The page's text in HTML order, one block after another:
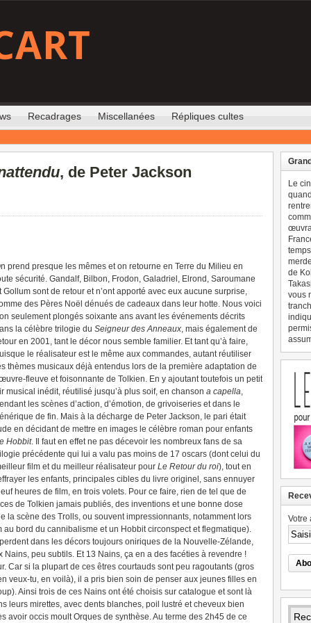
Recadrages Miscellanées Répliques cultes
, de Peter Jackson
prend presque les mêmes et on retourne en Terre du Milieu en
sécurité. Gandalf, Bilbon, Frodon, Galadriel, Elrond, Saroumane
Gollum sont de retour et n’ont apporté avec eux aucune surprise,
des Pères Noël dénués de cadeaux dans leur hotte. Nous voici
seulement plongés soixante ans avant les événements décrits
la célèbre trilogie du Seigneur des Anneaux, mais également de
en 2001, tant le décor nous semble familier. Et tant qu’à faire,
le réalisateur est le même aux commandes, autant réutiliser
thèmes musicaux déjà entendus lors de la première adaptation de
fleuve et foisonnante de Tolkien. En y ajoutant toutefois un petit
musical inédit, réutilisé jusqu’à plus soif, en chanson a capella,
les scènes d’action, d’émotion, de grivoiseries et dans le
de fin. Mais à la décharge de Peter Jackson, le pari était
en décidant de mettre en images le célèbre roman pour enfants
Hobbit. Il faut en effet ne pas décevoir les nombreux fans de sa
précédente qui lui a valu pas moins de 17 oscars (dont celui du
film et du meilleur réalisateur pour Le Retour du roi), tout en
les enfants, principales cibles du livre originel, sans ennuyer
heures de film, en trois volets. Pour ce faire, rien de tel que de
de Tolkien jamais publiés, des inventions et une bonne dose
la scène des Trolls, ou souvent impressionnants, notamment lors
bord du cannibalisme et un Hobbit circonspect et flegmatique).
dans les décors toujours oniriques de la Nouvelle-Zélande,
Nains, peu subtils. Et 13 Nains, ça en a des facéties à revendre !
Car si la plupart de ces êtres courtauds sont peu ragoutants (gros
veux-tu, en voilà), il a pris bien soin de penser aux jeunes filles en
Ainsi trois de ces Nains ont été choisis sur catalogue et sont là
leurs mirettes, avec dents blanches, poil lustré et cheveux bien
avoir occis moult Orques de synthèse. Au terme des 2h45 de ce
Le
de
vous
Votre